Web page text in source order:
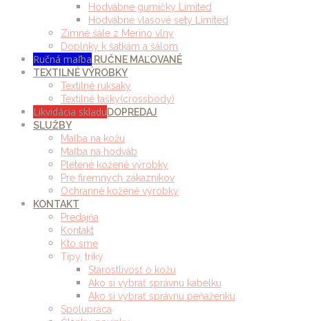
Hodvábne gumičky Limited
Hodvábne vlasové sety Limited
Zimné šále z Merino vlny
Doplnky k šatkám a šálom
Ručná maľba RUČNE MAĽOVANÉ
TEXTILNÉ VÝROBKY
Textilné ruksaky
Textilné tašky(crossbody)
Likvidácia skladuDOPREDAJ
SLUŽBY
Maľba na kožu
Maľba na hodváb
Pletené kožené výrobky
Pre firemných zákazníkov
Ochranné kožené výrobky
KONTAKT
Predajňa
Kontakt
Kto sme
Tipy, triky
Starostlivosť o kožu
Ako si vybrať správnu kabelku
Ako si vybrať správnu peňaženku
Spolupráca